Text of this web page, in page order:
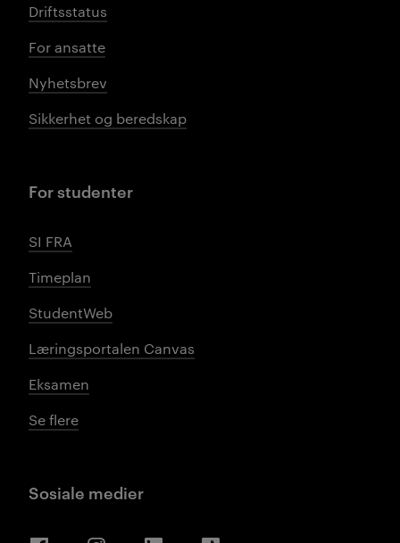
Driftsstatus
For ansatte
Nyhetsbrev
Sikkerhet og beredskap
For studenter
SI FRA
Timeplan
StudentWeb
Læringsportalen Canvas
Eksamen
Se flere
Sosiale medier